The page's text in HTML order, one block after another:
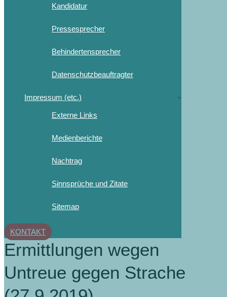
Kandidatur
Pressesprecher
Behindertensprecher
Datenschutzbeauftragter
Impressum (etc.)
Externe Links
Medienberichte
Nachtrag
Sinnsprüche und Zitate
Sitemap
KONTAKT
Ermittlungen wegen
Untreue gegen Strache